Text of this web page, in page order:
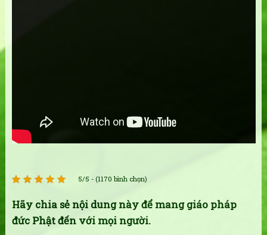
5/5 - (1170 bình chọn)
Hãy chia sẻ nội dung này để mang giáo pháp
đức Phật đến với mọi người.